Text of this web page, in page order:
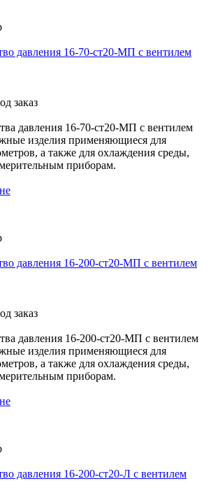
давления 16-70-ст20-МП с вентилем
заказ
давления 16-70-ст20-МП с вентилем
изделия применяющиеся для
а также для охлаждения среды,
приборам.
давления 16-200-ст20-МП с вентилем
заказ
давления 16-200-ст20-МП с вентилем
изделия применяющиеся для
а также для охлаждения среды,
приборам.
давления 16-200-ст20-Л с вентилем